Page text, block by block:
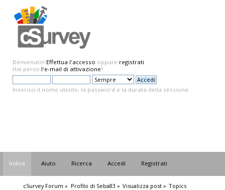
Benvenuto! Effettua l'accesso oppure registrati.
Hai perso l'e-mail di attivazione?
Inserisci il nome utente, la password e la durata della sessione.
Indice Aiuto Ricerca Accedi Registrati
cSurvey Forum » Profilo di Seba83 » Visualizza post » Topics